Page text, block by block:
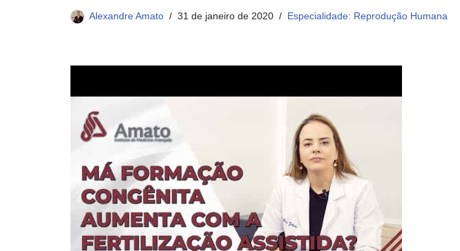
Alexandre Amato 31 de janeiro de 2020 Especialidade: Reprodução Humana